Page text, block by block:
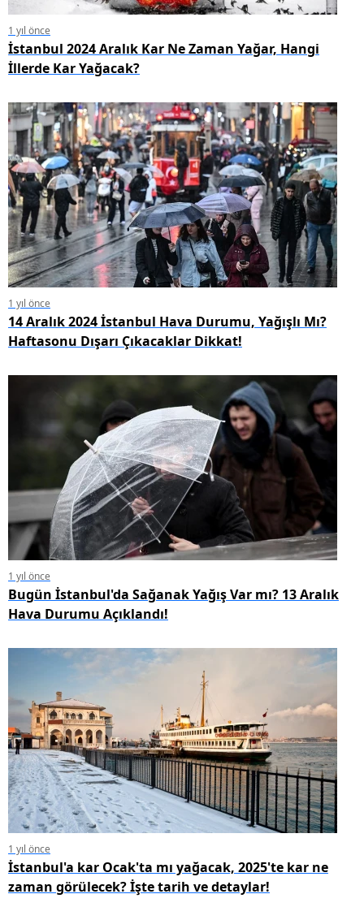
1 yıl önce
İstanbul 2024 Aralık Kar Ne Zaman Yağar, Hangi
İllerde Kar Yağacak?
1 yıl önce
14 Aralık 2024 İstanbul Hava Durumu, Yağışlı Mı?
Haftasonu Dışarı Çıkacaklar Dikkat!
1 yıl önce
Bugün İstanbul'da Sağanak Yağış Var mı? 13 Aralık
Hava Durumu Açıklandı!
1 yıl önce
İstanbul'a kar Ocak'ta mı yağacak, 2025'te kar ne
zaman görülecek? İşte tarih ve detaylar!